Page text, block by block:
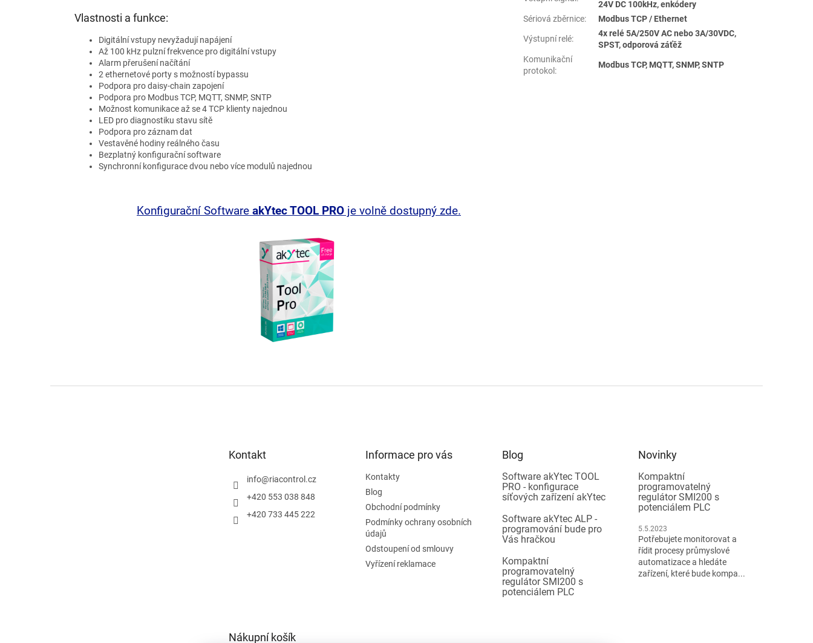
Vlastnosti a funkce:
Digitální vstupy nevyžadují napájení
Až 100 kHz pulzní frekvence pro digitální vstupy
Alarm přerušení načítání
2 ethernetové porty s možností bypassu
Podpora pro daisy-chain zapojení
Podpora pro Modbus TCP, MQTT, SNMP, SNTP
Možnost komunikace až se 4 TCP klienty najednou
LED pro diagnostiku stavu sítě
Podpora pro záznam dat
Vestavěné hodiny reálného času
Bezplatný konfigurační software
Synchronní konfigurace dvou nebo více modulů najednou
Konfigurační Software akYtec TOOL PRO je volně dostupný zde.
24V DC 100kHz, enkódery
Sériová zběrnice: Modbus TCP / Ethernet
Výstupní relé:
4x relé 5A/250V AC nebo 3A/30VDC,
SPST, odporová záťěž
Komunikační
protokol :
Modbus TCP, MQTT, SNMP, SNTP
Kontakt
info@riacontrol.cz
+420 553 038 848
+420 733 445 222
Informace pro vás
Kontakty
Blog
Obchodní podmínky
Podmínky ochrany osobních
údajů
Odstoupení od smlouvy
Vyřízení reklamace
Blog
Software akYtec TOOL
PRO - konfigurace
síťových zařízení akYtec
Software akYtec ALP -
programování bude pro
Vás hračkou
Kompaktní
programovatelný
regulátor SMI200 s
potenciálem PLC
Novinky
Kompaktní
programovatelný
regulátor SMI200 s
potenciálem PLC
5.5.2023
Potřebujete monitorovat a
řídit procesy průmyslové
automatizace a hledáte
zařízení, které bude kompa...
Nákupní košík